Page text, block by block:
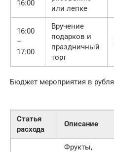
16:00
или лепке
16:00
–
17:00
Вручение
подарков и
праздничный
торт
Бюджет мероприятия в
Статья
расхода
Описание
Фрукты,